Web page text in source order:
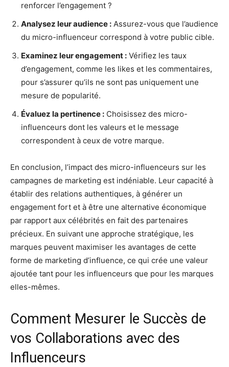
renforcer l’engagement ?
Analysez leur audience : Assurez-vous que l’audience
du micro-influenceur correspond à votre public cible.
Examinez leur engagement : Vérifiez les taux
d’engagement, comme les likes et les commentaires,
pour s’assurer qu’ils ne sont pas uniquement une
mesure de popularité.
Évaluez la pertinence : Choisissez des micro-
influenceurs dont les valeurs et le message
correspondent à ceux de votre marque.
En conclusion, l’impact des micro-influenceurs sur les
campagnes de marketing est indéniable. Leur capacité à
établir des relations authentiques, à générer un
engagement fort et à être une alternative économique
par rapport aux célébrités en fait des partenaires
précieux. En suivant une approche stratégique, les
marques peuvent maximiser les avantages de cette
forme de marketing d’influence, ce qui crée une valeur
ajoutée tant pour les influenceurs que pour les marques
elles-mêmes.
Comment Mesurer le Succès de
vos Collaborations avec des
Influenceurs